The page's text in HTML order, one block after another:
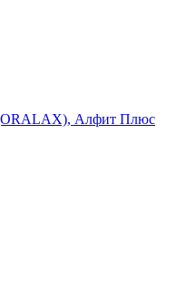
Алфит Плюс